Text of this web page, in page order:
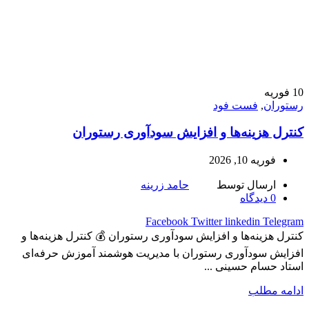
10 فوریه
رستوران, فست فود
کنترل هزینه‌ها و افزایش سودآوری رستوران
فوریه 10, 2026
ارسال توسط
حامد زرینه
0 دیدگاه
Facebook Twitter linkedin Telegram
کنترل هزینه‌ها و افزایش سودآوری رستوران 💰 کنترل هزینه‌ها و
افزایش سودآوری رستوران با مدیریت هوشمند آموزش حرفه‌ای
استاد حسام حسینی ...
ادامه مطلب